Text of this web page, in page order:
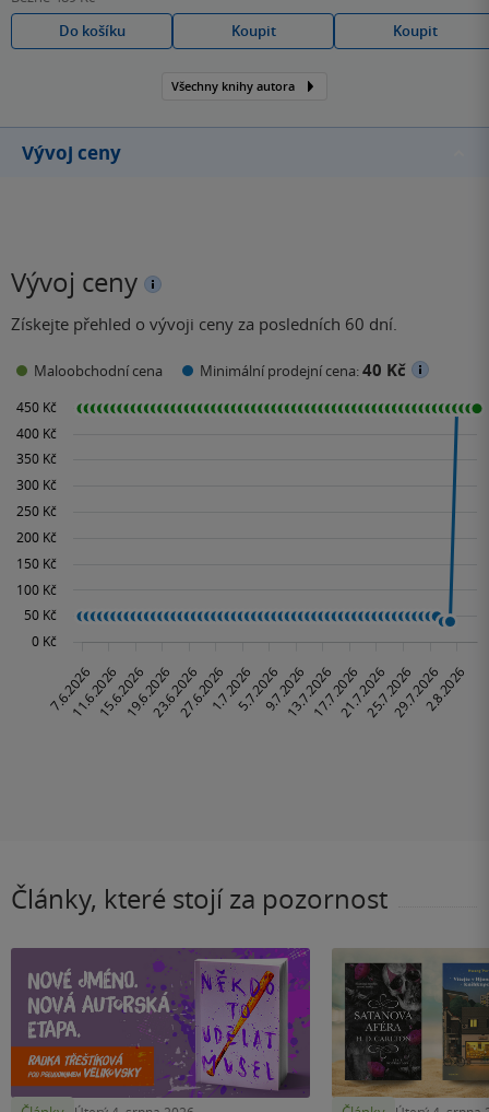
Do košíku
Koupit Koupit
Všechny knihy autora
Vývoj ceny
Vývoj ceny
Získejte přehled o vývoji ceny za posledních 60 dní.
Maloobchodní cena Minimální prodejní cena:40 Kč
Články, které stojí za pozornost